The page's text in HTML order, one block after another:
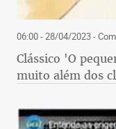
06:00 - 28/04/2023-
Clássico 'O
muito além dos